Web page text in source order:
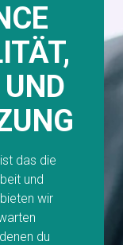
das die
und
wir
du